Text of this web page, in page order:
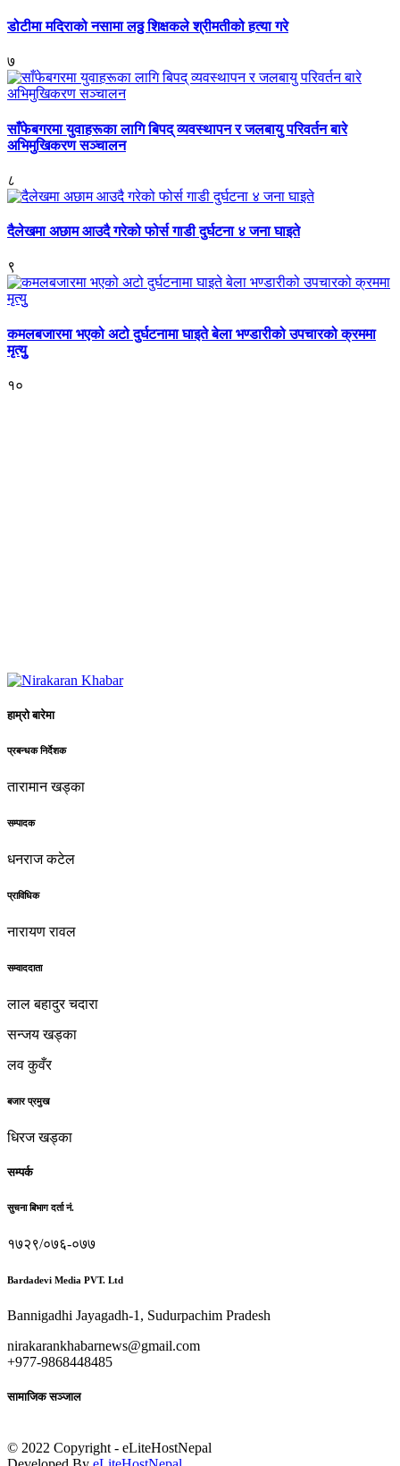
डोटीमा मदिराको नसामा लठ्ठ शिक्षकले श्रीमतीको हत्या गरे
७
साँफेबगरमा युवाहरूका लागि बिपद् व्यवस्थापन र जलबायु परिवर्तन बारे
अभिमुखिकरण सञ्चालन
८
दैलेखमा अछाम आउदै गरेको फोर्स गाडी दुर्घटना ४ जना घाइते
९
कमलबजारमा भएको अटो दुर्घटनामा घाइते बेला भण्डारीको उपचारको क्रममा
मृत्युु
१०
हाम्रो बारेमा
प्रबन्धक निर्देशक
तारामान खड्का
सम्पादक
धनराज कटेल
प्राविधिक
नारायण रावल
सम्वाददाता
लाल बहादुर चदारा
सन्जय खड्का
लव कुवँर
बजार प्रमुख
धिरज खड्का
सम्पर्क
सुचना बिभाग दर्ता नं.
१७२९/०७६-०७७
Bardadevi Media PVT. Ltd
Bannigadhi Jayagadh-1, Sudurpachim Pradesh
nirakarankhabarnews@gmail.com
+977-9868448485
सामाजिक सञ्जाल
© 2022 Copyright - eLiteHostNepal